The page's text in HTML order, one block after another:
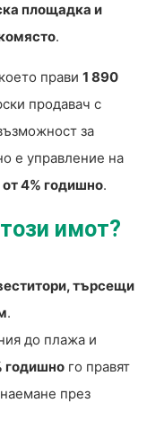
площадка и
.
прави 1 890
продавач с
за
е управление на
4% годишно.
имот?
търсещи
.
до плажа и
годишно го правят
през